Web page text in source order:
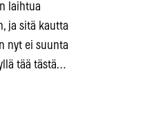
laihtua
ja sitä kautta
nyt ei suunta
tää tästä…